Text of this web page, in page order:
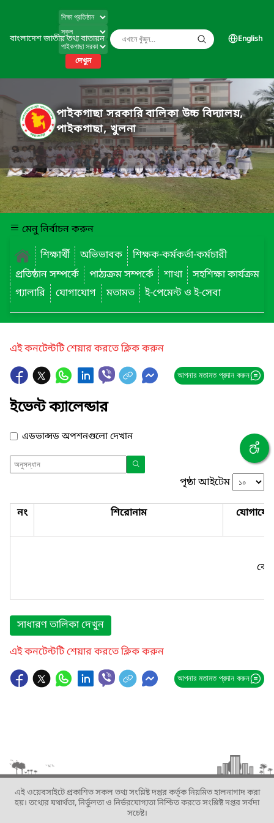
বাংলাদেশ জাতীয় তথ্য বাতায়ন
দেখুন
English
পাইকগাছা সরকারি বালিকা উচ্চ বিদ্যালয়,
পাইকগাছা, খুলনা
মেনু নির্বাচন করুন
শিক্ষার্থী
অভিভাবক
শিক্ষক-কর্মকর্তা-কর্মচারী
প্রতিষ্ঠান সম্পর্কে
পাঠ্যক্রম সম্পর্কে শাখা
সহশিক্ষা কার্যক্রম
গ্যালারি
যোগাযোগ মতামত ই-পেমেন্ট ও ই-সেবা
এই কনটেন্টটি শেয়ার করতে ক্লিক করুন
আপনার মতামত প্রদান করুন
ইভেন্ট ক্যালেন্ডার
এডভান্সড অপশনগুলো দেখান
পৃষ্ঠা আইটেম
নং শিরোনাম
সাধারণ তালিকা দেখুন
এই কনটেন্টটি শেয়ার করতে ক্লিক করুন
আপনার মতামত প্রদান করুন
এই ওয়েবসাইটে প্রকাশিত সকল তথ্য সংশ্লিষ্ট দপ্তর কর্তৃক নিয়মিত হালনাগাদ করা
হয়। তথ্যের যথার্থতা, নির্ভুলতা ও নির্ভরযোগ্যতা নিশ্চিত করতে সংশ্লিষ্ট দপ্তর সর্বদা
সচেষ্ট।